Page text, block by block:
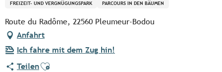
FREIZEIT- UND VERGNÜGUNGSPARK PARCOURS IN DEN BÄUMEN
Route du Radôme, 22560 Pleumeur-Bodou
Anfahrt
Ich fahre mit dem Zug hin!
TeilenAjouter aux favoris